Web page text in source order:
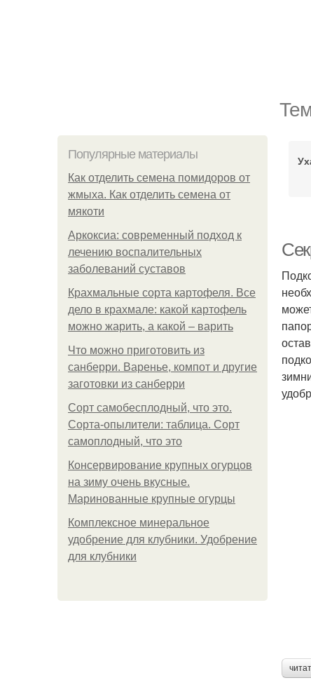
Популярные материалы
Как отделить семена помидоров от
жмыха. Как отделить семена от
мякоти
Аркоксиа: современный подход к
лечению воспалительных
заболеваний суставов
Крахмальные сорта картофеля. Все
дело в крахмале: какой картофель
можно жарить, а какой – варить
Что можно приготовить из
санберри. Варенье, компот и другие
заготовки из санберри
Сорт самобесплодный, что это.
Сорта-опылители: таблица. Сорт
самоплодный, что это
Консервирование крупных огурцов
на зиму очень вкусные.
Маринованные крупные огурцы
Комплексное минеральное
удобрение для клубники. Удобрение
для клубники